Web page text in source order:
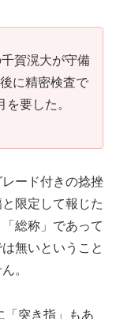
賀滉大が守備
に精密検査で
要した。
ード付きの捻挫
限定して報じた
総称」であって
無いということ
。
突き指」もあ